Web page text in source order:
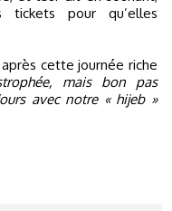
pour qu’elles
cette journée riche
mais bon pas
avec notre « hijeb »